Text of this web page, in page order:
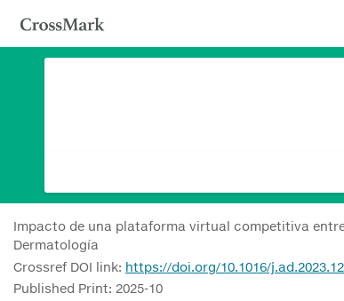
Impacto de una plataforma virtual competitiva
Dermatología
Crossref DOI link: https://doi.org/10.1016/
Published Print: 2025-10